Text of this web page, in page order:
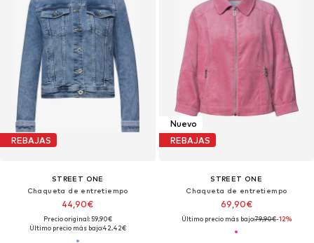
REBAJAS
STREET ONE
Chaqueta de entretiempo
44,90€
Precio original: 59,90€
Último precio más bajo:42,42€
Nuevo
REBAJAS
STREET ONE
Chaqueta de entretiempo
69,90€
Último precio más bajo:79,90€-12%